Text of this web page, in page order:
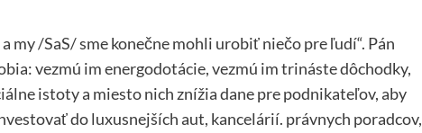
my /SaS/ sme konečne mohli urobiť niečo pre ľudí“. Pán
vezmú im energodotácie, vezmú im trináste dôchodky,
istoty a miesto nich znížia dane pre podnikateľov, aby
do luxusnejších aut, kancelárií. právnych poradcov,